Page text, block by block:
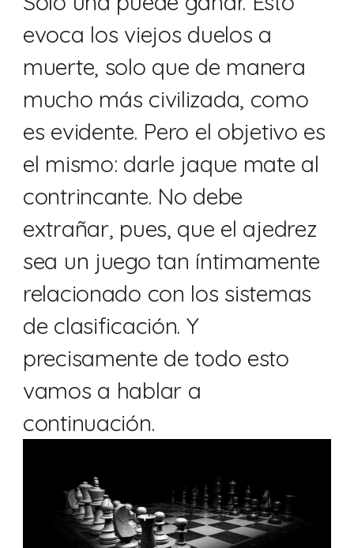
evoca los viejos duelos a
muerte, solo que de manera
mucho más civilizada, como
es evidente. Pero el objetivo es
el mismo: darle jaque mate al
contrincante. No debe
extrañar, pues, que el ajedrez
sea un juego tan íntimamente
relacionado con los sistemas
de clasificación. Y
precisamente de todo esto
vamos a hablar a
continuación.